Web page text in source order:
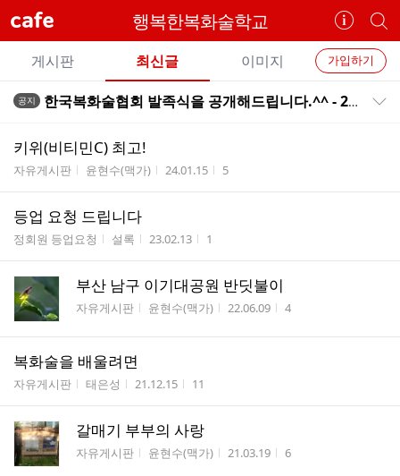
cafe 행복한복화술학교
카
페
정
보
보
개
별
카
페
검
카
페
메
뉴
가입하기
게시판 최신글 이미지
전
글
트
공지 한국복화술협회 발족식을 공개해드립니다.^^ - 2014.3.24.
키위(비티민C) 최고!
게시판명
자유게시판 작성자
윤현수(맥가) 작성시간
24.01.15 조회수
5
등업 요청 드립니다
게시판명
정회원 등업요청 작성자
설록 작성시간
23.02.13 조회수
1
부산 남구 이기대공원 반딧불이
게시판명
자유게시판 작성자
윤현수(맥가) 작성시간
22.06.09 조회수
4
복화술을 배울려면
게시판명
자유게시판 작성자
태은성 작성시간
21.12.15 조회수
11
갈매기 부부의 사랑
게시판명
자유게시판 작성자
윤현수(맥가) 작성시간
21.03.19 조회수
6